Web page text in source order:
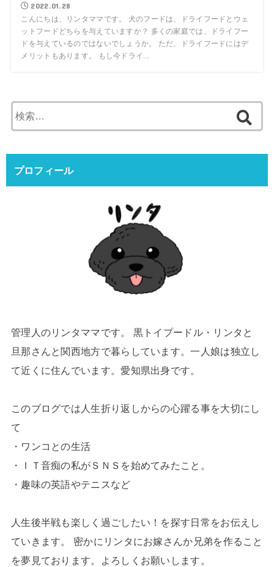
2022.01.28
こんにちは、リンタママです。 犬のフードは、ドライフードとウェ
ットフードどちらを与えていますか？ 多くの家庭では、ドライフー
ドを与えているのではないでしょうか。 ただ、ドライフードにはデ
メリットもあります。 もし今ドライ...
索:
プロフィール
管理人のリンタママです。 黒トイプードル・リンタと
旦那さんと関西地方で暮らしています。一人娘は独立し
て近くに住んでいます。愛知県出身です。
このブログでは人生折り返しからの心躍る事を大切にし
て
・ワンコとの生活
・ＩＴ音痴の私がＳＮＳを始めてみたこと。
・趣味の英語やテニスなど
人生後半戦も楽しく過ごしたい！を探す日常をお伝えし
ていきます。 密かにリンタにお嫁さんか兄弟を作ること
を夢見ております。よろしくお願いします。